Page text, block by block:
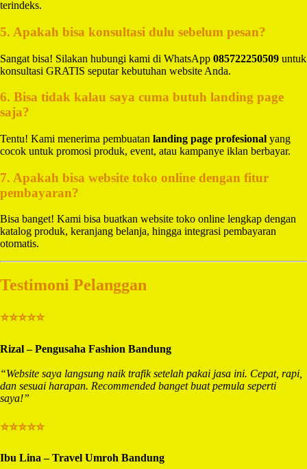
terindeks.
5. Apakah bisa konsultasi dulu sebelum pesan?
Sangat bisa! Silakan hubungi kami di WhatsApp 085722250509 untuk
konsultasi GRATIS seputar kebutuhan website Anda.
6. Bisa tidak kalau saya cuma butuh landing page
saja?
Tentu! Kami menerima pembuatan landing page profesional yang
cocok untuk promosi produk, event, atau kampanye iklan berbayar.
7. Apakah bisa website toko online dengan fitur
pembayaran?
Bisa banget! Kami bisa buatkan website toko online lengkap dengan
katalog produk, keranjang belanja, hingga integrasi pembayaran
otomatis.
Testimoni Pelanggan
⭐⭐⭐⭐⭐
Rizal – Pengusaha Fashion Bandung
“Website saya langsung naik trafik setelah pakai jasa ini. Cepat, rapi,
dan sesuai harapan. Recommended banget buat pemula seperti
saya!”
⭐⭐⭐⭐⭐
Ibu Lina – Travel Umroh Bandung